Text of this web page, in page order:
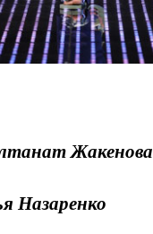
Жакенова
Назаренко